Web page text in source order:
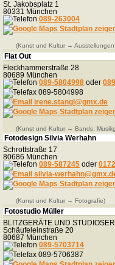
St. Jakobsplatz 1
80331 München
089-263004
Stadtplan
(Kunst und Kultur →
Flat Out
Fleckhammerstraße 28
80689 München
089-5804998 oder
089-5804998
irene.stangl@gmx.de
Stadtplan
(Kunst und Kultur → Bands,
Fotodesign Silvia Werhahn
Schrottstraße 17
80686 München
089-587245 oder
silvia-
Stadtplan
(Kunst und Kultur → Fotografie)
Fotostudio Müller
BLITZGERÄTE UND
Schäufeleinstraße 20
80687 München
089-5703714
089-5706387